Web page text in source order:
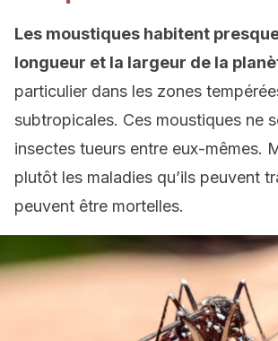
Les moustiques habitent
longueur et la largeur de la
particulier dans les zones
subtropicales. Ces moustiques ne
insectes tueurs entre eux-mêmes.
plutôt les maladies qu’ils peuvent
peuvent être mortelles.